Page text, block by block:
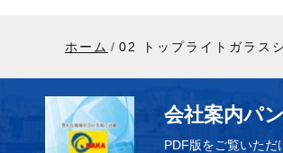
ホーム 02 トップライトガラス
会社案内パ
PDF版をご覧いただ